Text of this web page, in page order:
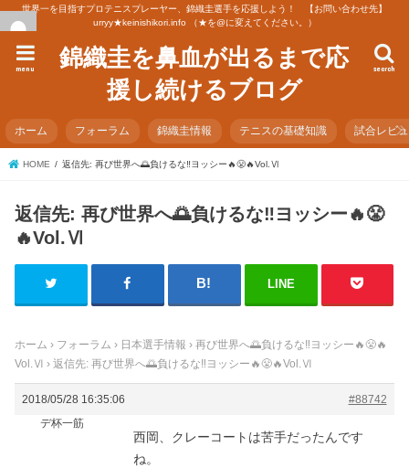
世界一を目指すプロテニスプレーヤー、錦織圭選手を応援しよう！ 【お問い合わせ先】
urryy★keinishikori.info （★を@に変えてください。）
錦織圭を鼻血が出るまで応
援し続けるブログ
search
menu
ホーム フォーラム 錦織圭情報 テニスの基礎知識 試合レビ
HOME 返信先: 再び世界へ🌅負けるな‼️ヨッシー🔥😤🔥Vol.Ⅵ
返信先: 再び世界へ🌅負けるな‼️ヨッシー🔥😤
🔥Vol.Ⅵ
LINE
ホーム › フォーラム › 日本選手情報 › 再び世界へ🌅負けるな‼️ヨッシー🔥😤🔥
Vol.Ⅵ › 返信先: 再び世界へ🌅負けるな‼️ヨッシー🔥😤🔥Vol.Ⅵ
2018/05/28 16:35:06
#88742
デ杯一筋
西岡、クレーコートは苦手だったんです
ね。